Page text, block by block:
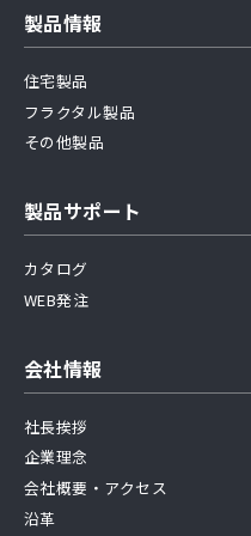
製品情報
住宅製品
フラクタル製品
その他製品
製品サポート
カタログ
WEB発注
会社情報
社長挨拶
企業理念
会社概要・アクセス
沿革